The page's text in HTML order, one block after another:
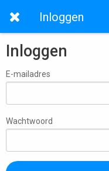
Inloggen
Inloggen
E-mailadres
Wachtwoord